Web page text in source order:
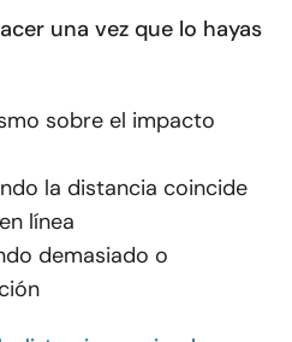
una vez que lo hayas
sobre el impacto
la distancia coincide
línea
demasiado o